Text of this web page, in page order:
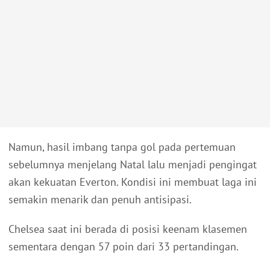
Namun, hasil imbang tanpa gol pada pertemuan
sebelumnya menjelang Natal lalu menjadi pengingat
akan kekuatan Everton. Kondisi ini membuat laga ini
semakin menarik dan penuh antisipasi.
Chelsea saat ini berada di posisi keenam klasemen
sementara dengan 57 poin dari 33 pertandingan.